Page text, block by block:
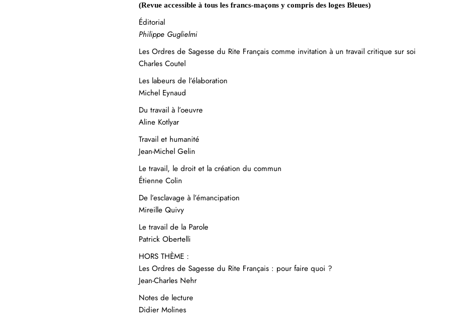
(Revue accessible à tous les francs-maçons y compris des loges Bleues)
Éditorial
Philippe Guglielmi
Les Ordres de Sagesse du Rite Français comme invitation à un travail critique sur soi
Charles Coutel
Les labeurs de l’élaboration
Michel Eynaud
Du travail à l’oeuvre
Aline Kotlyar
Travail et humanité
Jean-Michel Gelin
Le travail, le droit et la création du commun
Étienne Colin
De l’esclavage à l’émancipation
Mireille Quivy
Le travail de la Parole
Patrick Obertelli
HORS THÈME :
Les Ordres de Sagesse du Rite Français : pour faire quoi ?
Jean-Charles Nehr
Notes de lecture
Didier Molines